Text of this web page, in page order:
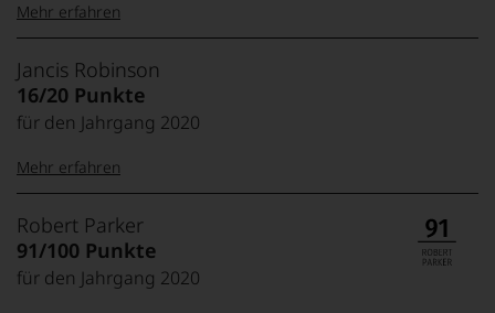
99–100 Punkte:
95–98 Punkte:
85–89 Punkte:
Tesdorpf
Der
Name
Tesdorpf
für
»Fine
Wine«,
für
die
edlen
Mehr erfahren
Jancis Robinson
16/20 Punkte
für den Jahrgang 2020
20 Punkte: Exzellent,
absolut outstanding,
Jahrhundertwein
19 Punkte:Top-Wein aus
Jancis
Robinson
Die
1950
Mehr erfahren
Robert Parker
91/100 Punkte
für den Jahrgang 2020